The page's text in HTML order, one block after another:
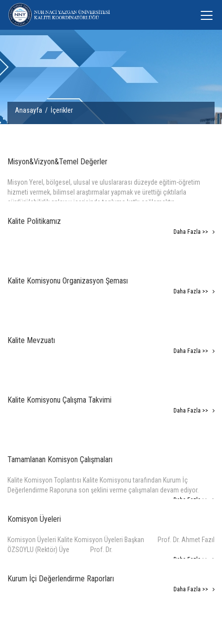
Anasayfa / İçerikler
Misyon&Vizyon&Temel Değerler
Misyon Yerel, bölgesel, ulusal ve uluslararası düzeyde eğitim-öğretim
hizmeti vermek, bilimsel araştırmalar yapmak ve ürettiği çıktılarla
sürdürülebilirlik anlayışı içerisinde topluma katkı sağlamaktır.
Kalite Politikamız
Daha Fazla >>
Kalite Komisyonu Organizasyon Şeması
Daha Fazla >>
Kalite Mevzuatı
Daha Fazla >>
Kalite Komisyonu Çalışma Takvimi
Daha Fazla >>
Tamamlanan Komisyon Çalışmaları
Kalite Komisyon Toplantısı Kalite Komisyonu tarafından Kurum İç
Değerlendirme Raporuna son şeklini verme çalışmaları devam ediyor.
Daha Fazla >>
Komisyon Üyeleri
Komisyon Üyeleri Kalite Komisyon Üyeleri Başkan Prof. Dr. Ahmet Fazıl
ÖZSOYLU (Rektör) Üye Prof. Dr.
Daha Fazla >>
Kurum İçi Değerlendirme Raporları
Daha Fazla >>